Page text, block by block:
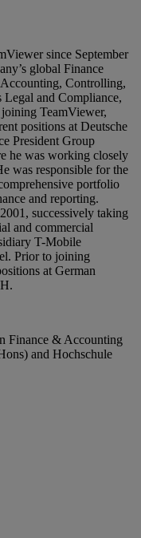
since September
global Finance
Controlling,
Legal and Compliance,
TeamViewer,
positions at Deutsche
President Group
he was working closely
was responsible for the
portfolio
and reporting.
successively taking
and commercial
T-Mobile
Prior to joining
at German
Finance & Accounting
and Hochschule